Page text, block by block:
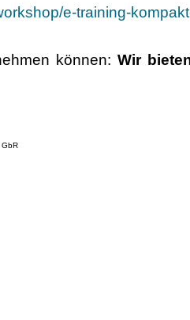
e-training-
können: Wir
GbR